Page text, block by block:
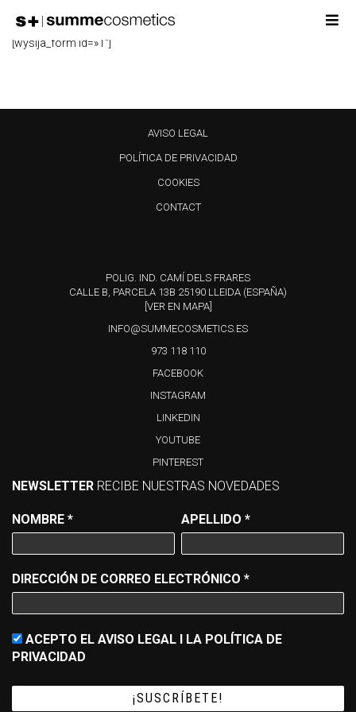
NEWSLETTER
[wysija_form id=»1″]
AVISO LEGAL
POLÍTICA DE PRIVACIDAD
COOKIES
CONTACT
POLIG. IND. CAMÍ DELS FRARES
CALLE B, PARCELA 13B 25190 LLEIDA (ESPAÑA)
[VER EN MAPA]
INFO@SUMMECOSMETICS.ES
973 118 110
FACEBOOK
INSTAGRAM
LINKEDIN
YOUTUBE
PINTEREST
NEWSLETTER RECIBE NUESTRAS NOVEDADES
NOMBRE * APELLIDO*
DIRECCIÓN DE CORREO ELECTRÓNICO *
ACEPTO EL AVISO LEGAL I LA POLÍTICA DE
PRIVACIDAD